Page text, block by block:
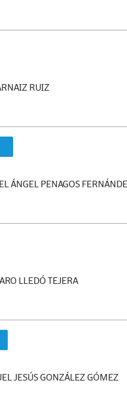
RUIZ
ÁNGEL PENAGOS
LLEDÓ TEJERA
JESÚS GONZÁLEZ GÓMEZ